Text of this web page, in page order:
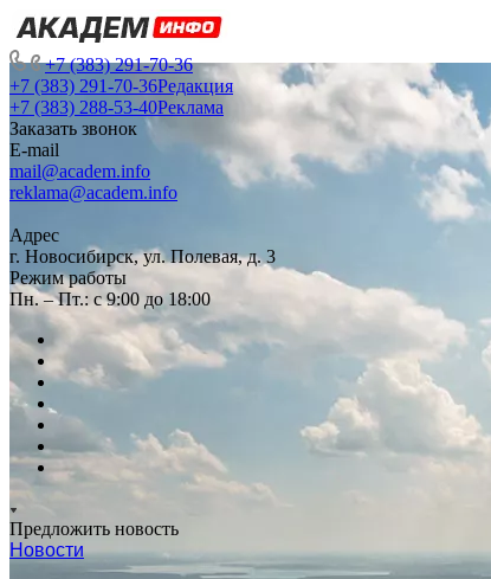
+7 (383) 291-70-36
+7 (383) 291-70-36Редакция
+7 (383) 288-53-40Реклама
Заказать звонок
E-mail
mail@academ.info
reklama@academ.info
Адрес
г. Новосибирск, ул. Полевая, д. 3
Режим работы
Пн. – Пт.: с 9:00 до 18:00
Предложить новость
Новости